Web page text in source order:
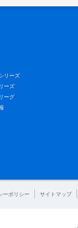
リーズ
ーズ
ーグ
ーポリシー サイトマップ